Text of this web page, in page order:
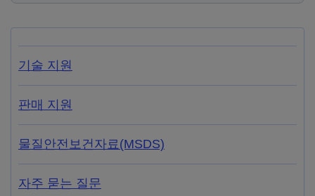
기술 지원
판매 지원
물질안전보건자료(MSDS)
자주 묻는 질문